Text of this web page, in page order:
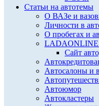
Статьи на автотемы
О ВАЗе и
Личности в
О пробегах и
Сайт
Автосалоны и
Автоюмор
Автокластеры